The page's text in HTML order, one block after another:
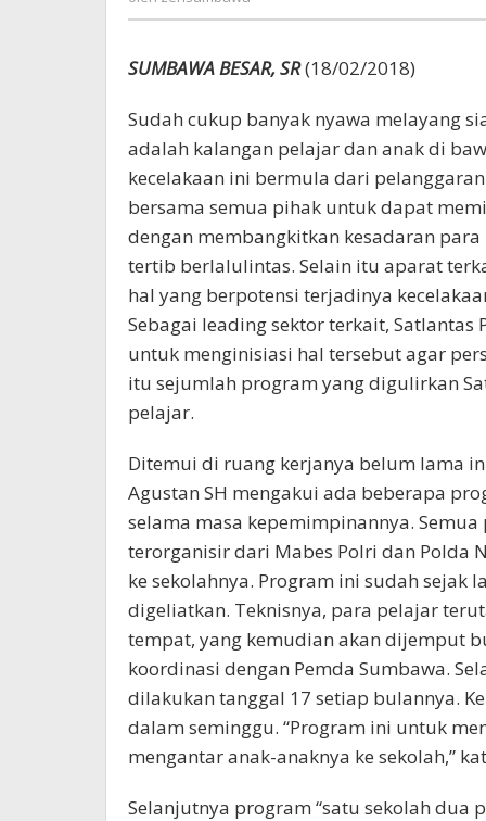
SUMBAWA BESAR, SR(18/02/2018)
Sudah cukup banyak nyawa melayang
adalah kalangan pelajar dan anak di
kecelakaan ini bermula dari
bersama semua pihak untuk dapat
dengan membangkitkan kesadaran
tertib berlalulintas. Selain itu aparat
hal yang berpotensi terjadinya
Sebagai leading sektor terkait,
untuk menginisiasi hal tersebut agar
itu sejumlah program yang digulirkan
pelajar.
Ditemui di ruang kerjanya belum lama
Agustan SH mengakui ada beberapa
selama masa kepemimpinannya.
terorganisir dari Mabes Polri dan Polda
ke sekolahnya. Program ini sudah sejak
digeliatkan. Teknisnya, para pelajar
tempat, yang kemudian akan dijemput
koordinasi dengan Pemda Sumbawa.
dilakukan tanggal 17 setiap bulannya.
dalam seminggu. “Program ini untuk
mengantar anak-anaknya ke sekolah,”
Selanjutnya program “satu sekolah dua